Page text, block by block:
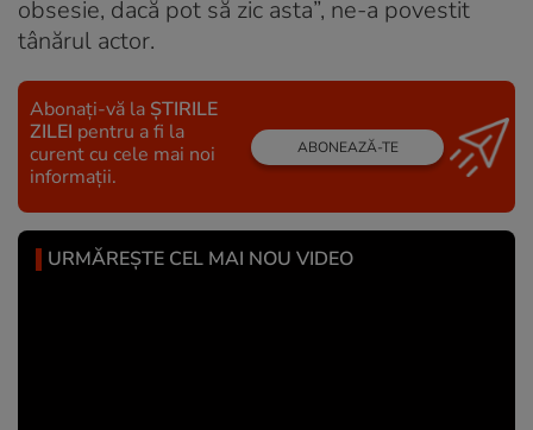
obsesie, dacă pot să zic asta”, ne-a povestit
tânărul actor.
Abonați-vă la ȘTIRILE
ZILEI pentru a fi la
curent cu cele mai noi
informații.
ABONEAZĂ-TE
URMĂREȘTE CEL MAI NOU VIDEO